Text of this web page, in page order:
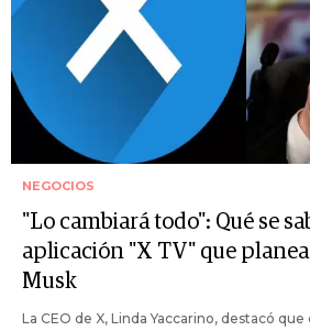
NEGOCIOS
"Lo cambiará todo": Qué se
aplicación "X TV" que
Musk
La CEO de X, Linda Yaccarino, destacó